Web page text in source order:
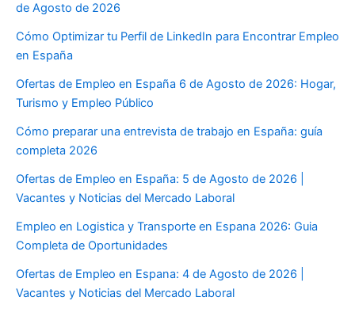
de Agosto de 2026
Cómo Optimizar tu Perfil de LinkedIn para Encontrar Empleo
en España
Ofertas de Empleo en España 6 de Agosto de 2026: Hogar,
Turismo y Empleo Público
Cómo preparar una entrevista de trabajo en España: guía
completa 2026
Ofertas de Empleo en España: 5 de Agosto de 2026 |
Vacantes y Noticias del Mercado Laboral
Empleo en Logistica y Transporte en Espana 2026: Guia
Completa de Oportunidades
Ofertas de Empleo en Espana: 4 de Agosto de 2026 |
Vacantes y Noticias del Mercado Laboral